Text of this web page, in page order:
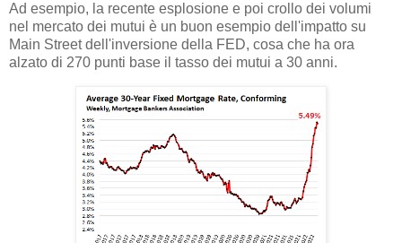
Ad esempio, la recente esplosione e poi crollo dei volumi
nel mercato dei mutui è un buon esempio dell'impatto su
Main Street dell'inversione della FED, cosa che ha ora
alzato di 270 punti base il tasso dei mutui a 30 anni.